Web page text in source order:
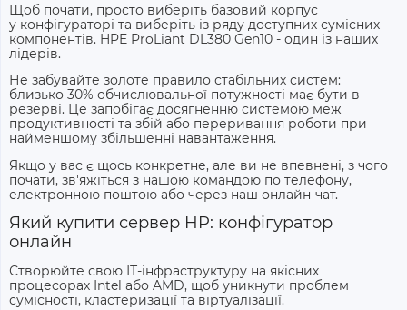
Щоб почати, просто виберіть базовий корпус
у конфігураторі та виберіть із ряду доступних сумісних
компонентів. HPE ProLiant DL380 Gen10 - один із наших
лідерів.
Не забувайте золоте правило стабільних систем:
близько 30% обчислювальної потужності має бути в
резерві. Це запобігає досягненню системою меж
продуктивності та збій або переривання роботи при
найменшому збільшенні навантаження.
Якщо у вас є щось конкретне, але ви не впевнені, з чого
почати, зв'яжіться з нашою командою по телефону,
електронною поштою або через наш онлайн-чат.
Який купити сервер HP: конфігуратор
онлайн
Створюйте свою ІТ-інфраструктуру на якісних
процесорах Intel або AMD, щоб уникнути проблем
сумісності, кластеризації та віртуалізації.